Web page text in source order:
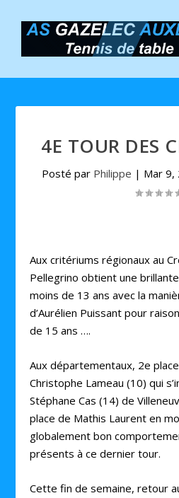
4E TOUR DES
Posté par Philippe | Mar 9,
Aux critériums régionaux au
Pellegrino obtient une
moins de 13 ans avec la
d’Aurélien Puissant pour
de 15 ans ….
Aux départementaux, 2e
Christophe Lameau (10) qui
Stéphane Cas (14) de
place de Mathis Laurent en
globalement bon
présents à ce dernier tour.
Cette fin de semaine, retour